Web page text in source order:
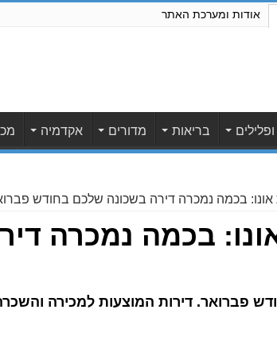
אודות ומערכת האתר
בריאות מדורים אקדמיה
אונו: בכמה נמכרה דירה בשכונה שלכם בחודש
בכמה נמכרה
פברואר. דירות המוצעות למכירה